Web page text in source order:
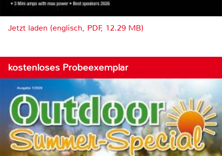
Jetzt laden (englisch, PDF, 12.29 MB)
kostenloses Probeexemplar